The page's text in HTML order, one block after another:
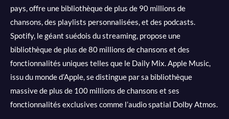
pays, offre une bibliothèque de plus de 90 millions de
chansons, des playlists personnalisées, et des podcasts.
Spotify, le géant suédois du streaming, propose une
bibliothèque de plus de 80 millions de chansons et des
fonctionnalités uniques telles que le Daily Mix. Apple Music,
issu du monde d’Apple, se distingue par sa bibliothèque
massive de plus de 100 millions de chansons et ses
fonctionnalités exclusives comme l’audio spatial Dolby Atmos.